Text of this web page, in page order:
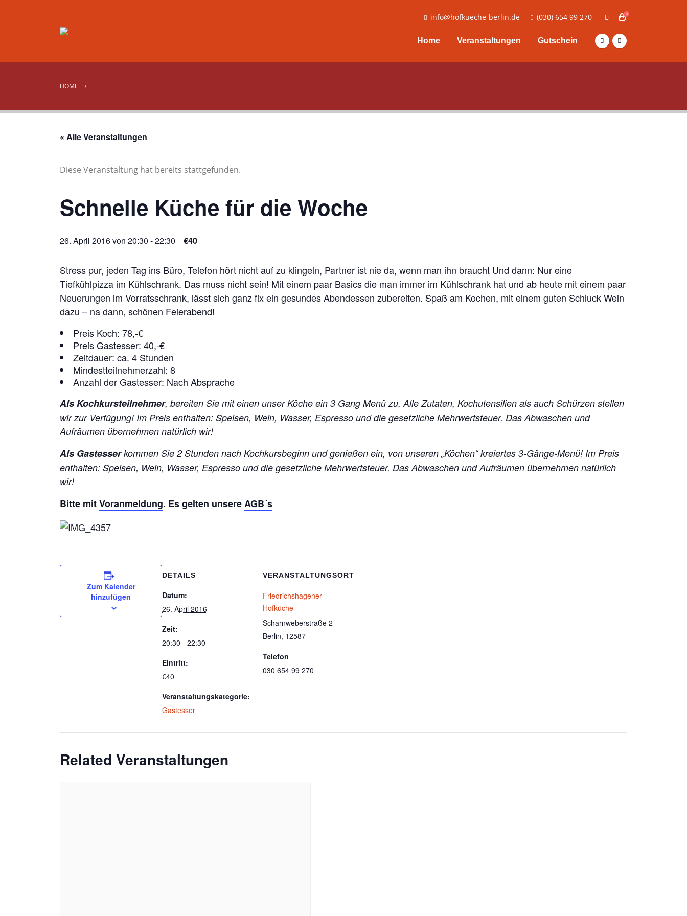
info@hofkueche-berlin.de (030) 654 99 270 0
Home Veranstaltungen Gutschein
HOME
« Alle Veranstaltungen
Diese Veranstaltung hat bereits stattgefunden.
Schnelle Küche für die Woche
26. April 2016 von 20:30 -22:30 €40
Stress pur, jeden Tag ins Büro, Telefon hört nicht auf zu klingeln, Partner ist nie da, wenn man ihn braucht Und dann: Nur eine
Tiefkühlpizza im Kühlschrank. Das muss nicht sein! Mit einem paar Basics die man immer im Kühlschrank hat und ab heute mit einem paar
Neuerungen im Vorratsschrank, lässt sich ganz fix ein gesundes Abendessen zubereiten. Spaß am Kochen, mit einem guten Schluck Wein
dazu – na dann, schönen Feierabend!
Preis Koch: 78,-€
Preis Gastesser: 40,-€
Zeitdauer: ca. 4 Stunden
Mindestteilnehmerzahl: 8
Anzahl der Gastesser: Nach Absprache
Als Kochkursteilnehmer, bereiten Sie mit einen unser Köche ein 3 Gang Menü zu. Alle Zutaten, Kochutensilien als auch Schürzen stellen
wir zur Verfügung! Im Preis enthalten: Speisen, Wein, Wasser, Espresso und die gesetzliche Mehrwertsteuer. Das Abwaschen und
Aufräumen übernehmen natürlich wir!
Als Gastesserkommen Sie 2 Stunden nach Kochkursbeginn und genießen ein, von unseren „Köchen“ kreiertes 3-Gänge-Menü! Im Preis
enthalten: Speisen, Wein, Wasser, Espresso und die gesetzliche Mehrwertsteuer. Das Abwaschen und Aufräumen übernehmen natürlich
wir!
Bitte mitVoranmeldung. Es gelten unsereAGB´s
Zum Kalender
hinzufügen
DETAILS
Datum:
26. April 2016
Zeit:
20:30 - 22:30
Eintritt:
€40
Veranstaltungskategorie:
Gastesser
VERANSTALTUNGSORT
Friedrichshagener
Hofküche
Scharnweberstraße 2
Berlin, 12587
Telefon
030 654 99 270
Related Veranstaltungen